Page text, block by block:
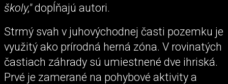
školy,"dopĺňajú autori.
Strmý svah v juhovýchodnej časti pozemku je
využitý ako prírodná herná zóna. V rovinatých
častiach záhrady sú umiestnené dve ihriská.
Prvé je zamerané na pohybové aktivity a